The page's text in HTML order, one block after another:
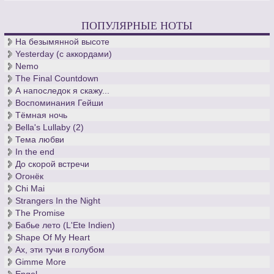
ПОПУЛЯРНЫЕ НОТЫ
На безымянной высоте
Yesterday (с аккордами)
Nemo
The Final Countdown
А напоследок я скажу...
Воспоминания Гейши
Тёмная ночь
Bella's Lullaby (2)
Тема любви
In the end
До скорой встречи
Огонёк
Chi Mai
Strangers In the Night
The Promise
Бабье лето (L'Ete Indien)
Shape Of My Heart
Ах, эти тучи в голубом
Gimme More